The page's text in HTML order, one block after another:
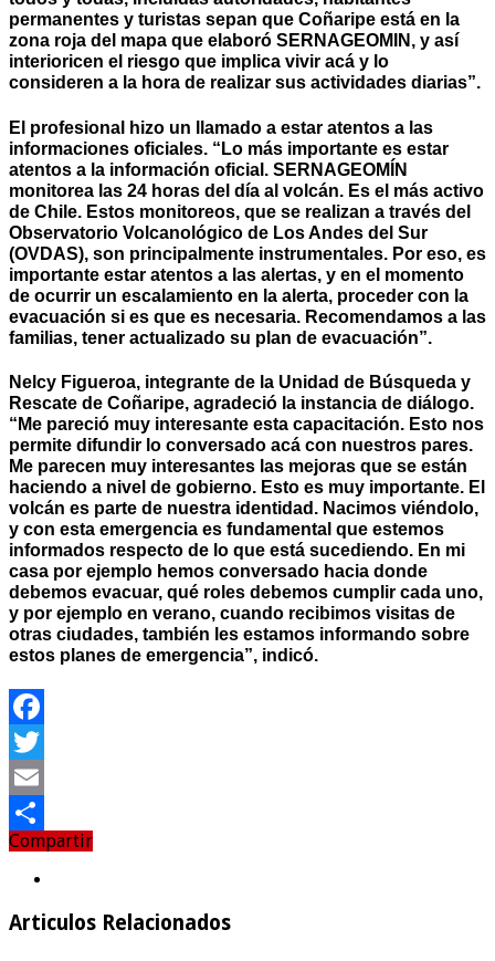
permanentes y turistas sepan que Coñaripe está en la
zona roja del mapa que elaboró SERNAGEOMIN, y así
interioricen el riesgo que implica vivir acá y lo
consideren a la hora de realizar sus actividades diarias”.
El profesional hizo un llamado a estar atentos a las
informaciones oficiales. “Lo más importante es estar
atentos a la información oficial. SERNAGEOMÍN
monitorea las 24 horas del día al volcán. Es el más activo
de Chile. Estos monitoreos, que se realizan a través del
Observatorio Volcanológico de Los Andes del Sur
(OVDAS), son principalmente instrumentales. Por eso, es
importante estar atentos a las alertas, y en el momento
de ocurrir un escalamiento en la alerta, proceder con la
evacuación si es que es necesaria. Recomendamos a las
familias, tener actualizado su plan de evacuación”.
Nelcy Figueroa, integrante de la Unidad de Búsqueda y
Rescate de Coñaripe, agradeció la instancia de diálogo.
“Me pareció muy interesante esta capacitación. Esto nos
permite difundir lo conversado acá con nuestros pares.
Me parecen muy interesantes las mejoras que se están
haciendo a nivel de gobierno. Esto es muy importante. El
volcán es parte de nuestra identidad. Nacimos viéndolo,
y con esta emergencia es fundamental que estemos
informados respecto de lo que está sucediendo. En mi
casa por ejemplo hemos conversado hacia donde
debemos evacuar, qué roles debemos cumplir cada uno,
y por ejemplo en verano, cuando recibimos visitas de
otras ciudades, también les estamos informando sobre
estos planes de emergencia”, indicó.
Facebook
Twitter
Email
Compartir
Compartir
Articulos Relacionados